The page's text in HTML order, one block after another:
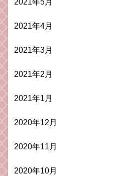
2021年5月
2021年4月
2021年3月
2021年2月
2021年1月
2020年12月
2020年11月
2020年10月